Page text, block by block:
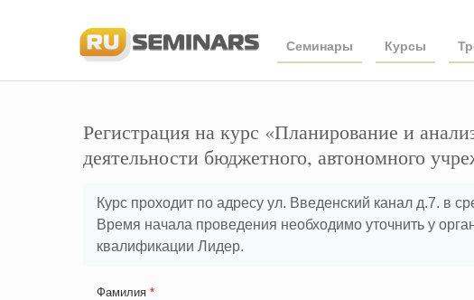
Семинары Курсы
Регистрация на курс «Планирование и
деятельности бюджетного, автономного
Курс проходит по адресу ул. Введенский канал д.7. в
Время начала проведения необходимо уточнить у
квалификации Лидер.
Фамилия *